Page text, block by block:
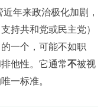
近年来政治极化加剧，
持共和党或民主党）
一个，可能不如职
他性。它通常不被视
一标准。